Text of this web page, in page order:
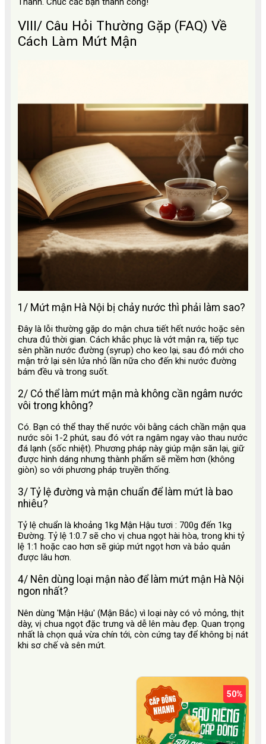
VIII/ Câu Hỏi Thường Gặp (FAQ) Về
Cách Làm Mứt Mận
1/ Mứt mận Hà Nội bị chảy nước thì phải làm sao?
Đây là lỗi thường gặp do mận chưa tiết hết nước hoặc sên
chưa đủ thời gian. Cách khắc phục là vớt mận ra, tiếp tục
sên phần nước đường (syrup) cho keo lại, sau đó mới cho
mận trở lại sên lửa nhỏ lần nữa cho đến khi nước đường
bám đều và trong suốt.
2/ Có thể làm mứt mận mà không cần ngâm nước
vôi trong không?
Có. Bạn có thể thay thế nước vôi bằng cách chần mận qua
nước sôi 1-2 phút, sau đó vớt ra ngâm ngay vào thau nước
đá lạnh (sốc nhiệt). Phương pháp này giúp mận săn lại, giữ
được hình dáng nhưng thành phẩm sẽ mềm hơn (không
giòn) so với phương pháp truyền thống.
3/ Tỷ lệ đường và mận chuẩn để làm mứt là bao
nhiêu?
Tỷ lệ chuẩn là khoảng 1kg Mận Hậu tươi : 700g đến 1kg
Đường. Tỷ lệ 1:0.7 sẽ cho vị chua ngọt hài hòa, trong khi tỷ
lệ 1:1 hoặc cao hơn sẽ giúp mứt ngọt hơn và bảo quản
được lâu hơn.
4/ Nên dùng loại mận nào để làm mứt mận Hà Nội
ngon nhất?
Nên dùng 'Mận Hậu' (Mận Bắc) vì loại này có vỏ mỏng, thịt
dày, vị chua ngọt đặc trưng và dễ lên màu đẹp. Quan trọng
nhất là chọn quả vừa chín tới, còn cứng tay để không bị nát
khi sơ chế và sên mứt.
50%